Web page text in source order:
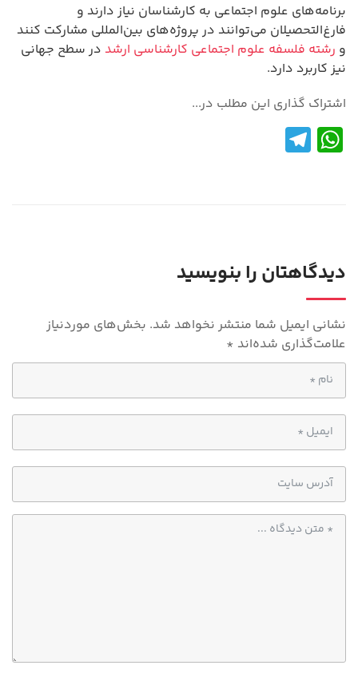
برنامه‌های علوم اجتماعی به کارشناسان نیاز دارند و
فارغ‌التحصیلان می‌توانند در پروژه‌های بین‌المللی مشارکت کنند
و رشته فلسفه علوم اجتماعی کارشناسی ارشد در سطح جهانی
نیز کاربرد دارد.
اشتراک گذاری این مطلب در...
W
h
p
p
دیدگاهتان را بنویسید
نشانی ایمیل شما منتشر نخواهد شد. بخش‌های موردنیاز
علامت‌گذاری شده‌اند *